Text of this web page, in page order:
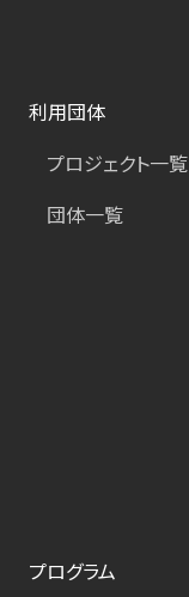
利用団体
プロジェクト一覧
団体一覧
プログラム